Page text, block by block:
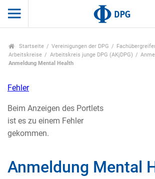
Startseite Vereinigungen der DPG
Arbeitskreise
Arbeitskreis junge DPG (AKjDPG)
Anmeldung Mental Health
Fehler
Beim Anzeigen des Portlets
ist es zu einem Fehler
gekommen.
Anmeldung Mental